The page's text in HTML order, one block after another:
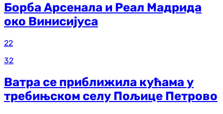
Борба Арсенала и Реал Мадрида
око Винисијуса
22
32
Ватра се приближила кућама у
требињском селу Пољице Петрово